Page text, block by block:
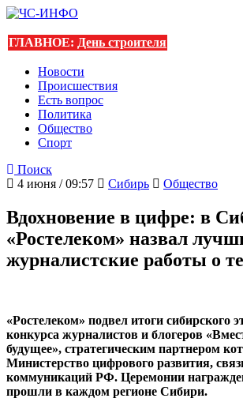
ГЛАВНОЕ: День строителя
Новости
Происшествия
Есть вопрос
Политика
Общество
Спорт
Поиск
4 июня / 09:57
Сибирь Общество
Вдохновение в цифре: в
«Ростелеком» назвал
журналистские работы о
«Ростелеком» подвел итоги сибирского
конкурса журналистов и блогеров
будущее», стратегическим партнером
Министерство цифрового развития,
коммуникаций РФ. Церемонии
прошли в каждом регионе Сибири.